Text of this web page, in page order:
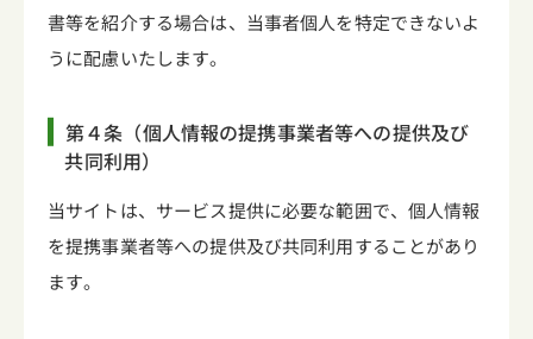
書等を紹介する場合は、当事者個人を特定できないよ
うに配慮いたします。
第４条（個人情報の提携事業者等への提供及び
共同利用）
当サイトは、サービス提供に必要な範囲で、個人情報
を提携事業者等への提供及び共同利用することがあり
ます。